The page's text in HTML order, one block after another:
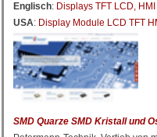
Englisch: Displays TFT LCD,
USA: Display Module LCD TFT
SMD Quarze SMD Kristall und